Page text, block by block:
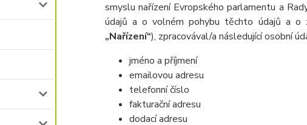
smyslu nařízení Evropského parlamentu a
údajů a o volném pohybu těchto údajů a o
„Nařízení“), zpracovával/a následující osobní
jméno a příjmení
emailovou adresu
telefonní číslo
fakturační adresu
dodací adresu